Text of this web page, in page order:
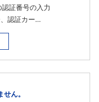
証番号の入力
認証カー…
ん。